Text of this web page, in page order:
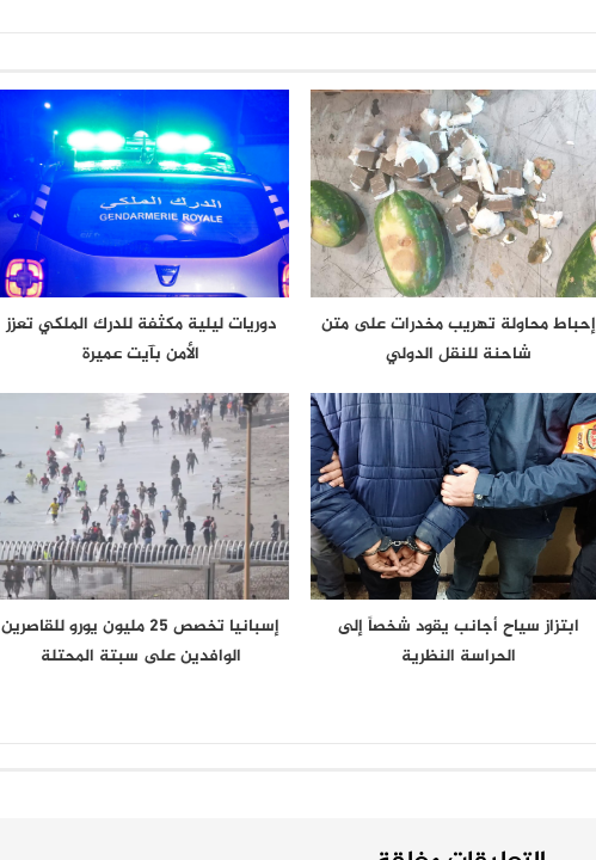
إحباط محاولة تهريب مخدرات على متن
شاحنة للنقل الدولي
دوريات ليلية مكثفة للدرك الملكي تعزز
الأمن بآيت عميرة
ابتزاز سياح أجانب يقود شخصاً إلى
الحراسة النظرية
إسبانيا تخصص 25 مليون يورو للقاصرين
الوافدين على سبتة المحتلة